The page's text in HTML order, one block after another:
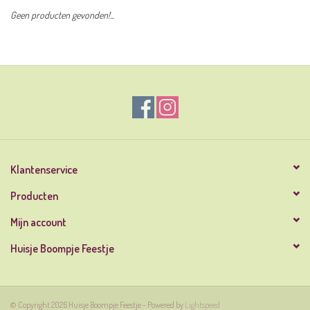
Geen producten gevonden!...
Klantenservice
Producten
Mijn account
Huisje Boompje Feestje
© Copyright 2026 Huisje Boompje Feestje - Powered by Lightspeed